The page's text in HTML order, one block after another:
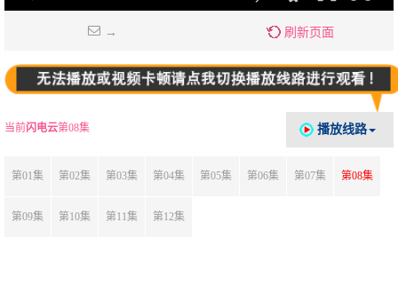
→ 刷新页面
播放线路
当前闪电云第08集
第01集 第02集 第03集 第04集 第05集 第06集 第07集 第08集
第09集 第10集 第11集 第12集